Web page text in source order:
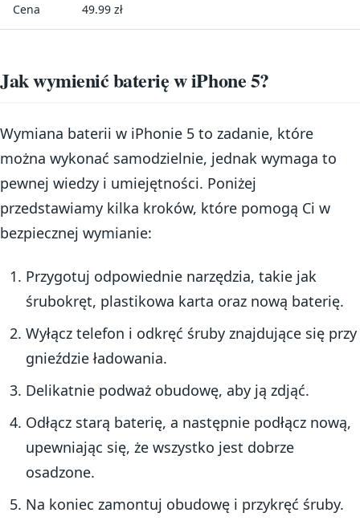
Cena 49.99 zł
Jak wymienić baterię w iPhone 5?
Wymiana baterii w iPhonie 5 to zadanie, które
można wykonać samodzielnie, jednak wymaga to
pewnej wiedzy i umiejętności. Poniżej
przedstawiamy kilka kroków, które pomogą Ci w
bezpiecznej wymianie:
Przygotuj odpowiednie narzędzia, takie jak
śrubokręt, plastikowa karta oraz nową baterię.
Wyłącz telefon i odkręć śruby znajdujące się przy
gnieździe ładowania.
Delikatnie podważ obudowę, aby ją zdjąć.
Odłącz starą baterię, a następnie podłącz nową,
upewniając się, że wszystko jest dobrze
osadzone.
Na koniec zamontuj obudowę i przykręć śruby.